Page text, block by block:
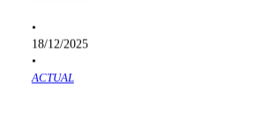
•
18/12/2025
•
ACTUAL